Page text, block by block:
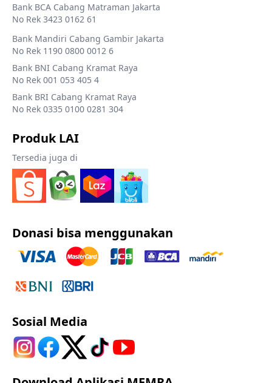
Bank BCA Cabang Matraman Jakarta
No Rek 3423 0162 61
Bank Mandiri Cabang Gambir Jakarta
No Rek 1190 0800 0012 6
Bank BNI Cabang Kramat Raya
No Rek 001 053 405 4
Bank BRI Cabang Kramat Raya
No Rek 0335 0100 0281 304
Produk LAI
Tersedia juga di
Donasi bisa menggunakan
Sosial Media